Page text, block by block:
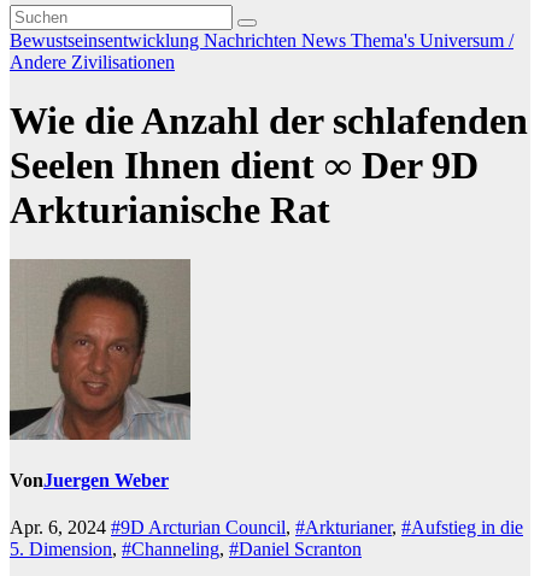
Bewustseinsentwicklung Nachrichten News Thema's Universum /
Andere Zivilisationen
Wie die Anzahl der schlafenden
Seelen Ihnen dient ∞ Der 9D
Arkturianische Rat
VonJuergen Weber
Apr. 6, 2024 #9D Arcturian Council, #Arkturianer, #Aufstieg in die
5. Dimension, #Channeling, #Daniel Scranton